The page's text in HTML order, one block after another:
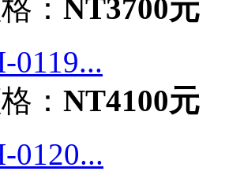
： NT3700元
0119...
： NT4100元
0120...